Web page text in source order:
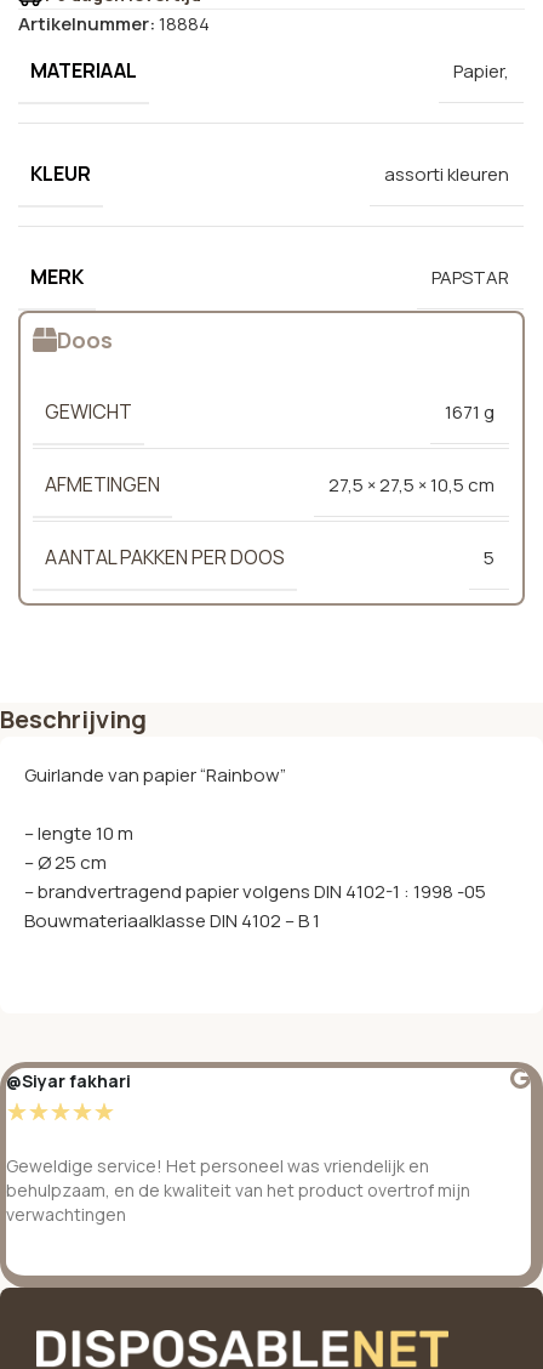
Artikelnummer:18884
MATERIAAL Papier,
KLEUR assorti kleuren
MERK PAPSTAR
Doos
GEWICHT 1671 g
AFMETINGEN 27,5 × 27,5 × 10,5 cm
AANTAL PAKKEN PER DOOS 5
Beschrijving
Guirlande van papier “Rainbow”
– lengte 10 m
– Ø 25 cm
– brandvertragend papier volgens DIN 4102-1 : 1998 -05
Bouwmateriaalklasse DIN 4102 – B 1
@Siyar fakhari
☆☆☆☆☆
Geweldige service! Het personeel was vriendelijk en
behulpzaam, en de kwaliteit van het product overtrof mijn
verwachtingen